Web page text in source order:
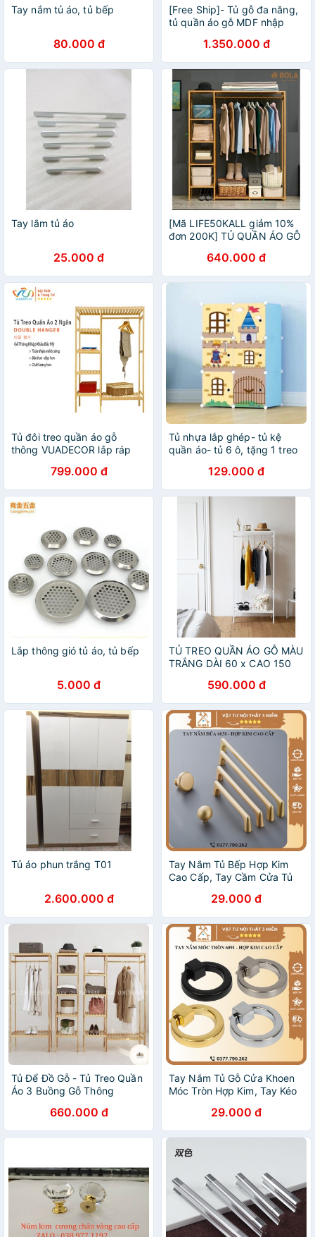
Tay nắm tủ áo, tủ bếp
80.000 đ
[Free Ship]- Tủ gỗ đa năng,
tủ quần áo gỗ MDF nhập
1.350.000 đ
Tay lắm tủ áo
25.000 đ
[Mã LIFE50KALL giảm 10%
đơn 200K] TỦ QUẦN ÁO GỖ
103x150 cm. TỦ TREO
QUẦN ÁO ĐÔI 5 TẦNG
640.000 đ
Tủ đôi treo quần áo gỗ
thông VUADECOR lắp ráp
799.000 đ
Tủ nhựa lắp ghép- tủ kệ
quần áo- tủ 6 ô, tặng 1 treo
129.000 đ
Lắp thông gió tủ áo, tủ bếp
5.000 đ
TỦ TREO QUẦN ÁO GỖ MÀU
TRẮNG DÀI 60 x CAO 150
590.000 đ
Tủ áo phun trắng T01
2.600.000 đ
Tay Nắm Tủ Bếp Hợp Kim
Cao Cấp, Tay Cầm Cửa Tủ
6038 BLUKA29.000 đ
Tủ Để Đồ Gỗ - Tủ Treo Quần
Áo 3 Buồng Gỗ Thông
Ghép Kiểu Hàn Siêu Tiện Ích
660.000 đ
Tay Nắm Tủ Gỗ Cửa Khoen
Móc Tròn Hợp Kim, Tay Kéo
6091 BLUKA29.000 đ